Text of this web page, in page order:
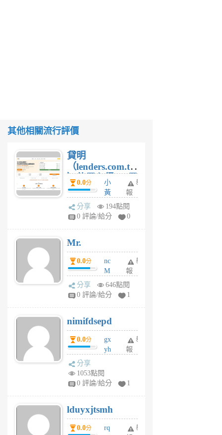
其他相關流行評價
貸明
（lenders.com.tw
）使用心得 — 民
間貸款比較平台
體驗
0.0分
小
黃
蜂
1
舉
報
分享
194點閱
0 評論/給分
0
Mr.
0.0分
nc
M
U
F
U
5
個
月
舉
報
分享
646點閱
0 評論/給分
1
nimifdsepd
0.0分
gx
yh
jl
月
前
舉
報
分享
1053點閱
0 評論/給分
1
lduyxjtsmh
0.0分
rq
舉